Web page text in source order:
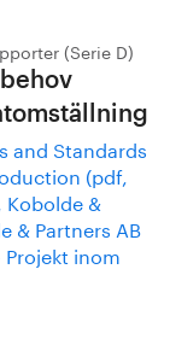
(Serie D)
and Standards
(pdf,
&
& Partners AB
inom